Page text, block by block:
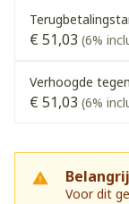
€ 51,03 (6%
Verhoogde
€ 51,03 (6%
Voor dit